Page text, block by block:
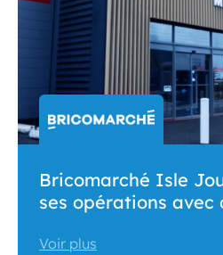
Bricomarché Isle
ses opérations avec
Voir plus